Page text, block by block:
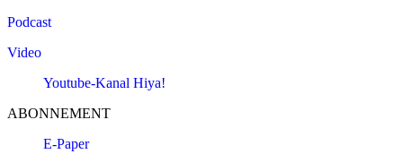
Podcast
Video
Youtube-Kanal Hiya!
ABONNEMENT
E-Paper